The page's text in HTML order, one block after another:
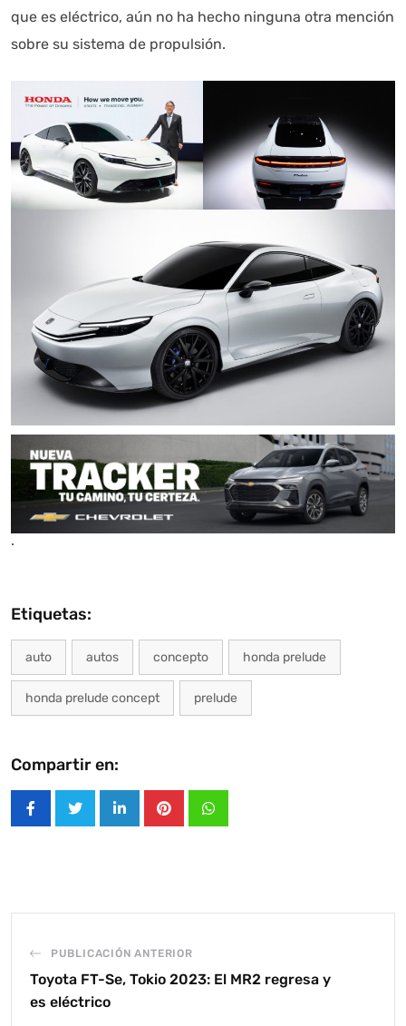
que es eléctrico, aún no ha hecho ninguna otra mención
sobre su sistema de propulsión.
.
Etiquetas:
auto autos concepto honda prelude
honda prelude concept prelude
Compartir en:
LinkedInPinterestWhatsapp
PUBLICACIÓN ANTERIOR
Toyota FT-Se, Tokio 2023: El MR2 regresa y
es eléctrico